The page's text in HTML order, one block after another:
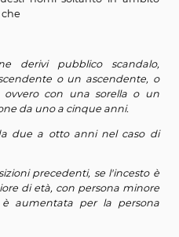
sono richiamati
questi nomi soltanto in
che
discendente o un
ovvero con una
da uno a cinque